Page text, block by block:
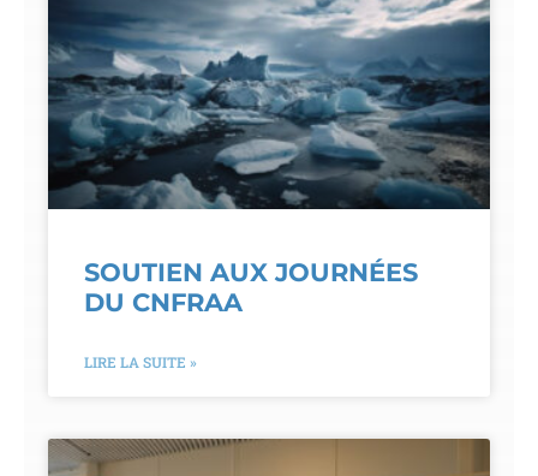
SOUTIEN AUX JOURNÉES
DU CNFRAA
LIRE LA SUITE »